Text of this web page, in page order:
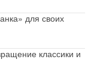
для своих
классики и